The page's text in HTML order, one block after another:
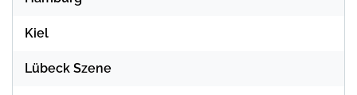
Kiel
Lübeck Szene